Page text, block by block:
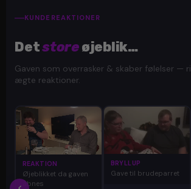
KUNDEREAKTIONER
Detstoreøjeblik…
Gaven som overrasker & skaber følelser —
ægte reaktioner.
REAKTION
Øjeblikket da gaven
åbnes
BRYLLUP
Gave til brudeparret